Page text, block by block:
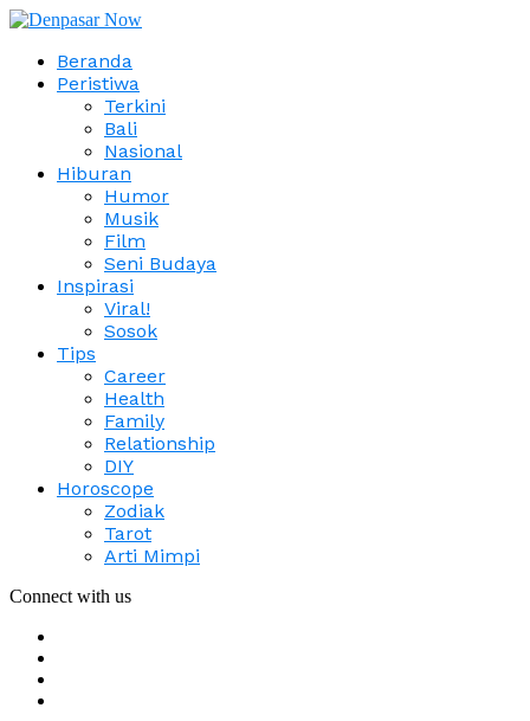
Beranda
Peristiwa
Terkini
Bali
Nasional
Hiburan
Humor
Musik
Film
Seni Budaya
Inspirasi
Viral!
Sosok
Tips
Career
Health
Family
Relationship
DIY
Horoscope
Zodiak
Tarot
Arti Mimpi
Connect with us